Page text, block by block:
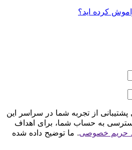
کرده اید؟
از تجربه شما در سراسر این
به حساب شما، برای اهداف
حریم خصوصی. ما توضیح داده شده